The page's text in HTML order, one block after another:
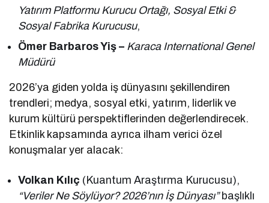
Yatırım Platformu Kurucu Ortağı, Sosyal Etki &
Sosyal Fabrika Kurucusu,
Ömer Barbaros Yiş – Karaca International Genel
Müdürü
2026’ya giden yolda iş dünyasını şekillendiren
trendleri; medya, sosyal etki, yatırım, liderlik ve
kurum kültürü perspektiflerinden değerlendirecek.
Etkinlik kapsamında ayrıca ilham verici özel
konuşmalar yer alacak:
Volkan Kılıç (Kuantum Araştırma Kurucusu),
“Veriler Ne Söylüyor? 2026’nın İş Dünyası” başlıklı